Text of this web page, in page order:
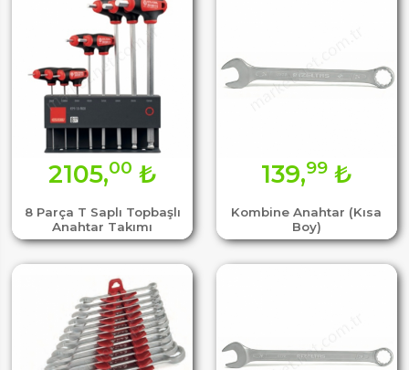
8 Parça T Saplı Topbaşlı
Anahtar Takımı
2105,00 ₺
Kombine Anahtar (Kısa
Boy)
139,99₺